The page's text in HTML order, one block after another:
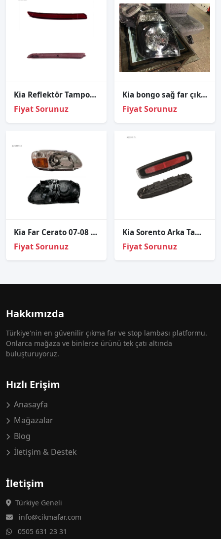
Kia Reflektör Tampon Rio Sedan 12-15 Arka Sağ
Fiyat Sorunuz
Kia bongo sağ far çıkma
Fiyat Sorunuz
Kia Far Cerato 07-08 Sağ
Fiyat Sorunuz
Kia Sorento Arka Tampon Reflektör Sol 2002-2006
Fiyat Sorunuz
Hakkımızda
Türkiye'nin en güvenilir çıkma far ve stop lambası platformu.
Onlarca mağaza ve binlerce ürünü tek çatı altında
buluşturuyoruz.
Hızlı Erişim
Anasayfa
Mağazalar
Blog
İletişim & Destek
İletişim
Türkiye Geneli
info@cikmafar.com
0505 631 23 31